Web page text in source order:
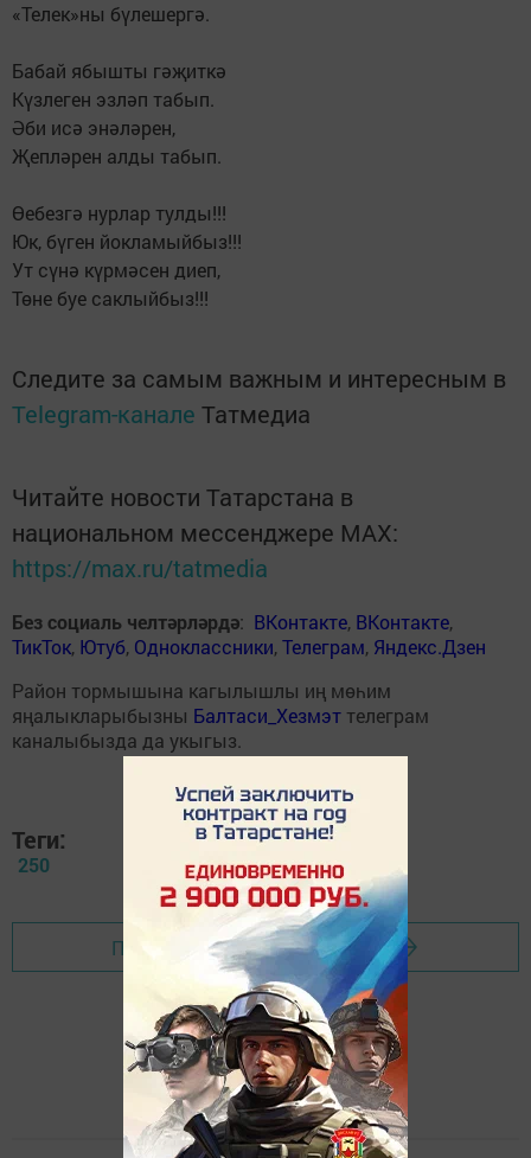
«Телек»ны бүлешергә.
Бабай ябышты гәҗиткә
Күзлеген эзләп табып.
Әби исә энәләрен,
Җепләрен алды табып.
Өебезгә нурлар тулды!!!
Юк, бүген йокламыйбыз!!!
Ут сүнә күрмәсен диеп,
Төне буе саклыйбыз!!!
Следите за самым важным и интересным в
Telegram-канале Татмедиа
Читайте новости Татарстана в
национальном мессенджере MАХ:
https://max.ru/tatmedia
Без социаль челтәрләрдә: ВКонтакте, ВКонтакте,
ТикТок, Ютуб, Одноклассники,Телеграм, Яндекс.Дзен
Район тормышына кагылышлы иң мөһим
яңалыкларыбызны Балтаси_Хезмэт телеграм
каналыбызда да укыгыз.
Теги:
250
Перейти на страницу новости